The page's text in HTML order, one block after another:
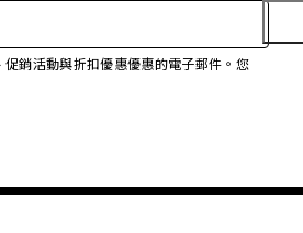
銷活動與折扣優惠優惠的電子郵件。您